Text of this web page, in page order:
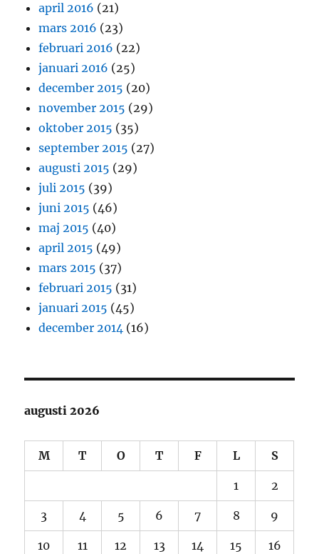
april 2016 (21)
mars 2016 (23)
februari 2016 (22)
januari 2016 (25)
december 2015 (20)
november 2015 (29)
oktober 2015 (35)
september 2015 (27)
augusti 2015 (29)
juli 2015 (39)
juni 2015 (46)
maj 2015 (40)
april 2015 (49)
mars 2015 (37)
februari 2015 (31)
januari 2015 (45)
december 2014 (16)
augusti 2026
M T O T F L S
1 2
3 4 5 6 7 8 9
10 11 12 13 14 15 16